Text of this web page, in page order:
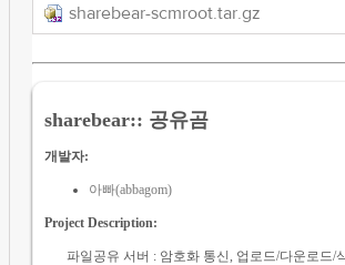
sharebear-scmroot.tar.gz
sharebear:: 공유곰
개발자:
아빠(abbagom)
Project Description:
파일공유 서버 : 암호화 통신, 업로드/다운로드/